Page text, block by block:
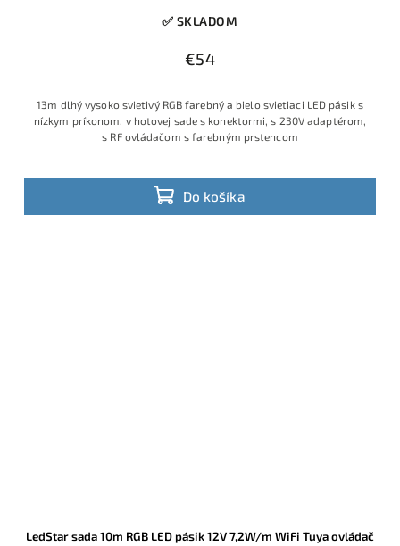
✅ SKLADOM
€54
Do košíka
13m dlhý vysoko svietivý RGB farebný a bielo svietiaci LED pásik s
nízkym príkonom, v hotovej sade s konektormi, s 230V adaptérom,
s RF ovládačom s farebným prstencom
LedStar sada 10m RGB LED pásik 12V 7,2W/m WiFi Tuya ovládač